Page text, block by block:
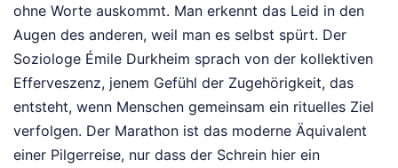
ohne Worte auskommt. Man erkennt das Leid in den
Augen des anderen, weil man es selbst spürt. Der
Soziologe Émile Durkheim sprach von der kollektiven
Efferveszenz, jenem Gefühl der Zugehörigkeit, das
entsteht, wenn Menschen gemeinsam ein rituelles Ziel
verfolgen. Der Marathon ist das moderne Äquivalent
einer Pilgerreise, nur dass der Schrein hier ein